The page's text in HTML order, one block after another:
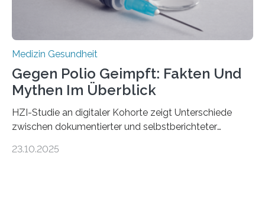
Medizin Gesundheit
Gegen Polio Geimpft: Fakten Und
Mythen Im Überblick
HZI-Studie an digitaler Kohorte zeigt Unterschiede
zwischen dokumentierter und selbstberichteter
Kinderlähmung, ist eine ansteckende Krankheit, die
23.10.2025